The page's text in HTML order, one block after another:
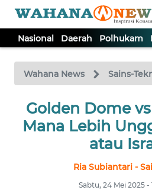
Nasional Daerah Polhukam
Wahana News Sains-
Golden Dome
Mana Lebih
atau
Ria Subiantari -
Sabtu, 24 Mei 2025 -
TV
Tutup
NASIONAL